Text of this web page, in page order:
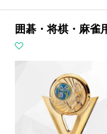
囲碁・将棋・麻雀